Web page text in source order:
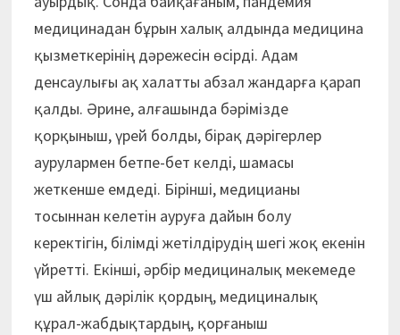
медицинадан бұрын халық алдында медицина
қызметкерінің дәрежесін өсірді. Адам
денсаулығы ақ халатты абзал жандарға қарап
қалды. Әрине, алғашында бәрімізде
қорқыныш, үрей болды, бірақ дәрігерлер
аурулармен бетпе-бет келді, шамасы
жеткенше емдеді. Бірінші, медицианы
тосыннан келетін ауруға дайын болу
керектігін, білімді жетілдірудің шегі жоқ екенін
үйретті. Екінші, әрбір медициналық мекемеде
үш айлық дәрілік қордың, медициналық
құрал-жабдықтардың, қорғаныш